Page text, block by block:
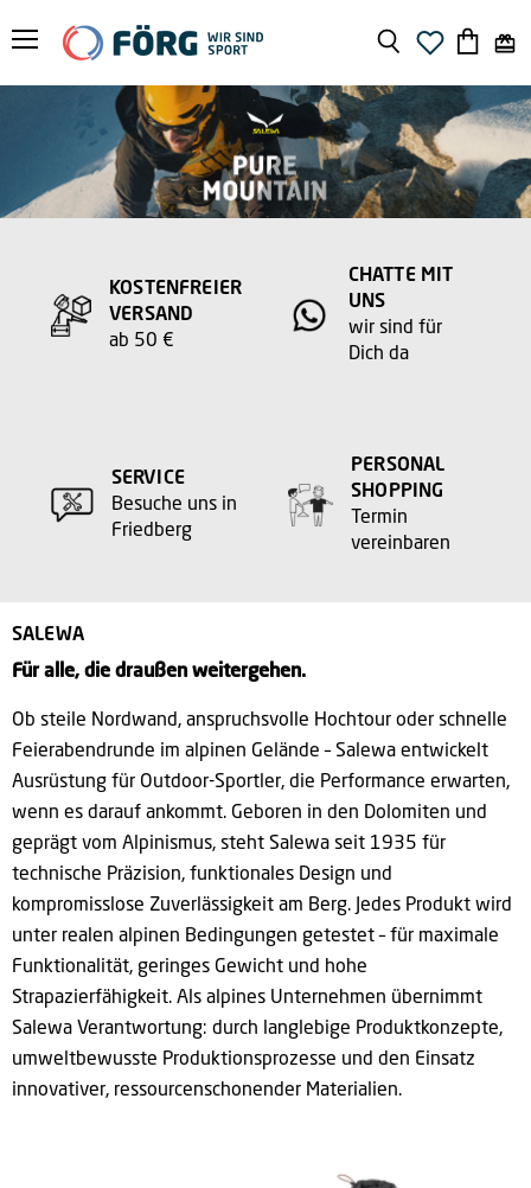
Menü
anzeigen
KOSTENFREIER
VERSAND
ab 50 €
CHATTE MIT
UNS
wir sind für
Dich da
SERVICE
Besuche uns in
Friedberg
PERSONAL
SHOPPING
Termin
vereinbaren
SALEWA
Für alle, die draußen weitergehen.
Ob steile Nordwand, anspruchsvolle Hochtour oder schnelle
Feierabendrunde im alpinen Gelände –Salewa entwickelt
Ausrüstung für Outdoor-Sportler, die Performance erwarten,
wenn es darauf ankommt. Geboren in den Dolomiten und
geprägt vom Alpinismus, steht Salewa seit 1935 für
technische Präzision, funktionales Design und
kompromisslose Zuverlässigkeit am Berg. Jedes Produkt wird
unter realen alpinen Bedingungen getestet – für maximale
Funktionalität, geringes Gewicht und hohe
Strapazierfähigkeit. Als alpines Unternehmen übernimmt
Salewa Verantwortung: durch langlebige Produktkonzepte,
umweltbewusste Produktionsprozesse und den Einsatz
innovativer, ressourcenschonender Materialien.